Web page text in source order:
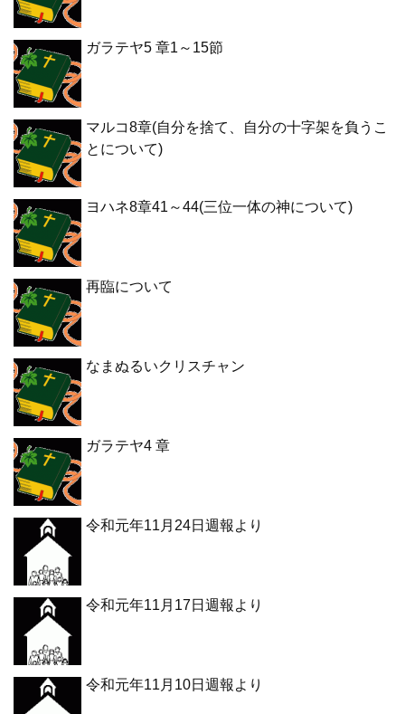
ガラテヤ5 章1～15節
マルコ8章(自分を捨て、自分の十字架を負うこ
とについて)
ヨハネ8章41～44(三位一体の神について)
再臨について
なまぬるいクリスチャン
ガラテヤ4 章
令和元年11月24日週報より
令和元年11月17日週報より
令和元年11月10日週報より